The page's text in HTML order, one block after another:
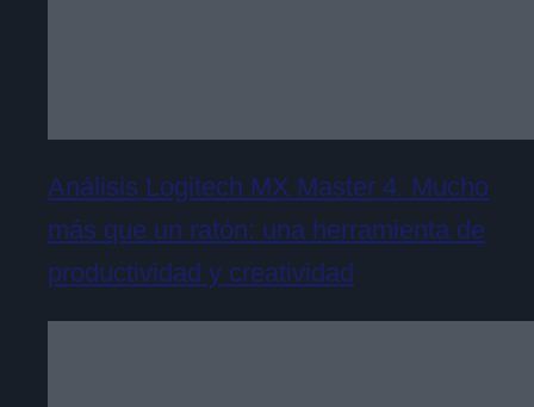
Análisis Logitech MX Master 4. Mucho
más que un ratón: una herramienta de
productividad y creatividad